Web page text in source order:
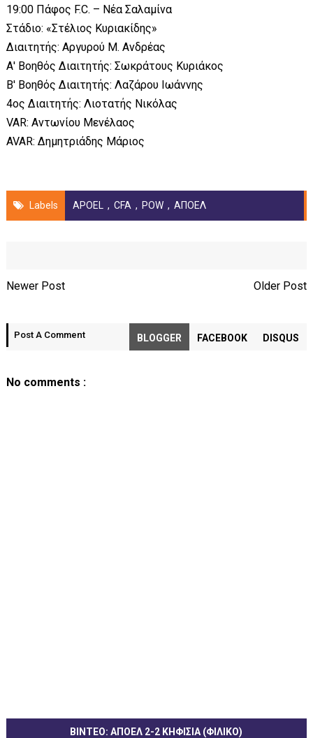
19:00 Πάφος F.C. – Νέα Σαλαμίνα
Στάδιο: «Στέλιος Κυριακίδης»
Διαιτητής: Αργυρού Μ. Ανδρέας
Α' Βοηθός Διαιτητής: Σωκράτους Κυριάκος
Β' Βοηθός Διαιτητής: Λαζάρου Ιωάννης
4ος Διαιτητής: Λιοτατής Νικόλας
VAR: Αντωνίου Μενέλαος
AVAR: Δημητριάδης Μάριος
Labels APOEL , CFA , POW , ΑΠΟΕΛ
Newer Post Older Post
Post A Comment BLOGGER FACEBOOK DISQUS
No comments :
ΒΙΝΤΕΟ: ΑΠΟΕΛ 2-2 ΚΗΦΙΣΙΑ (ΦΙΛΙΚΟ)